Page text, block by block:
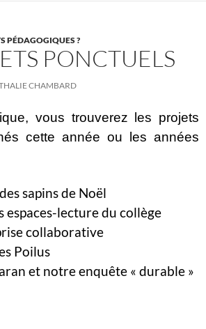
PÉDAGOGIQUES ?
PONCTUELS
CHAMBARD
vous trouverez les projets
cette année ou les années
sapins de Noël
espaces-lecture du collège
collaborative
Poilus
et notre enquête « durable »